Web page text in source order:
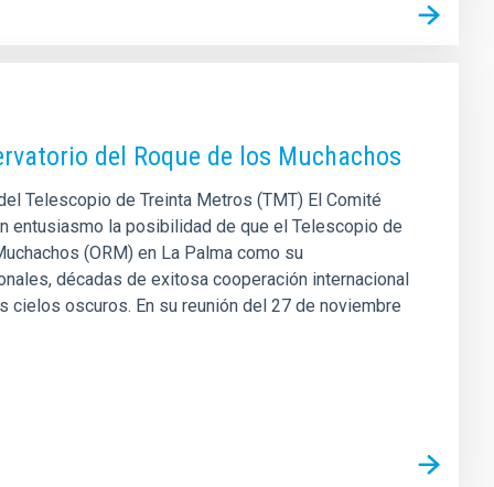
del Roque de los Muchachos
Telescopio de Treinta Metros (TMT) El Comité
entusiasmo la posibilidad de que el Telescopio de
(ORM) en La Palma como su
décadas de exitosa cooperación internacional
oscuros. En su reunión del 27 de noviembre